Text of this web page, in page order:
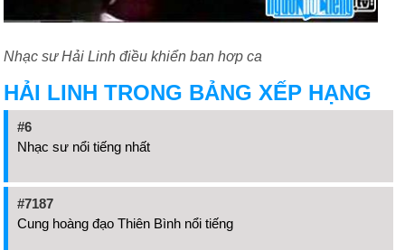
Nhạc sư Hải Linh điều khiển ban hơp ca
HẢI LINH TRONG BẢNG XẾP HẠNG
#6
Nhạc sư nổi tiếng nhất
#7187
Cung hoàng đạo Thiên Bình nổi tiếng